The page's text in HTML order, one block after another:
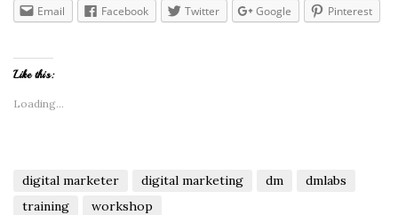
Email Facebook Twitter Google Pinterest
Like this:
Loading...
digital marketer digital marketing dm
dmlabs
training
workshop